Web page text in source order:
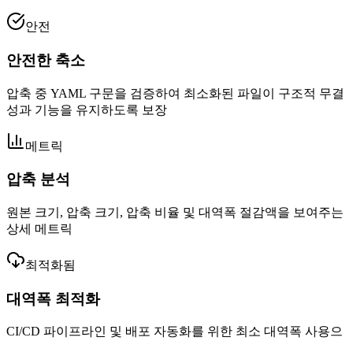
안전
안전한 축소
압축 중 YAML 구문을 검증하여 최소화된 파일이 구조적 무결
성과 기능을 유지하도록 보장
메트릭
압축 분석
원본 크기, 압축 크기, 압축 비율 및 대역폭 절감액을 보여주는
상세 메트릭
최적화됨
대역폭 최적화
CI/CD 파이프라인 및 배포 자동화를 위한 최소 대역폭 사용으